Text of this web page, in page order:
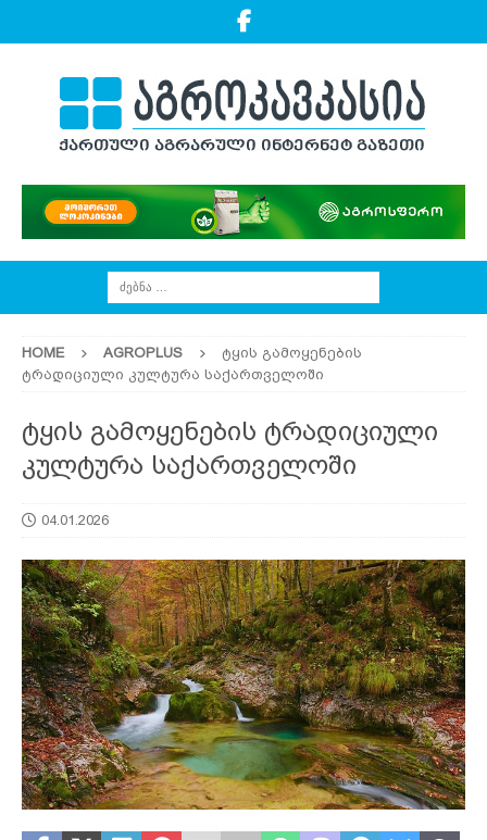
HOME AGROPLUS
ტყის გამოყენების
ტრადიციული კულტურა საქართველოში
ტყის გამოყენების ტრადიციული
კულტურა საქართველოში
04.01.2026